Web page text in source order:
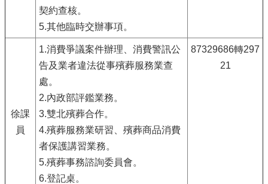
契約查核。
5.其他臨時交辦事項。
徐課
員
1.消費爭議案件辦理、消費警訊公
告及業者違法從事殯葬服務業查
處。
2.內政部評鑑業務。
3.雙北殯葬合作。
4.殯葬服務業研習、殯葬商品消費
者保護講習業務。
5.殯葬事務諮詢委員會。
6.登記桌。
87329686轉297
21